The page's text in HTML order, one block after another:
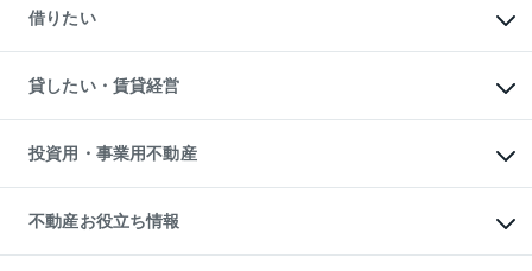
中古一戸建ての購入
不動産購入の流れ
注目キーワード物件特集
購入ガイド
English 繁体中文簡体中文
一戸建ての売却・査定
土地の売却・査定
スピードAI査定
不動産査定について
不動産売却の流れ
不動産買換えの流れ
売却ガイド
借りたい
オフィス・店舗の賃貸
借りるときの流れ
借りるガイド
貸したい・賃貸経営
マンション賃料データ
賃貸管理プラン
リロケーションについて
貸すガイド
投資用・事業用不動産
事業用不動産
マンション投資
投資用マンション
不動産お役立ち情報